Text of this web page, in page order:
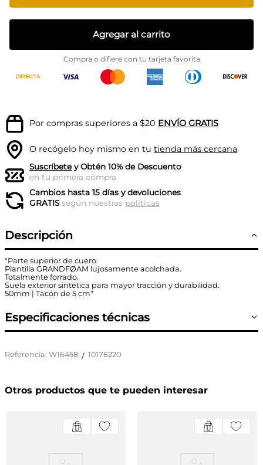
Agregar al carrito
Compra o difiere con tu tarjeta favorita
Por compras superiores a $20 ENVÍO GRATIS
O recógelo hoy mismo en tu tienda más cercana
Suscríbetey Obtén 10% de Descuento
en tu primera compra
Cambios hasta 15 días y devoluciones
GRATISsegún nuestras políticas
Descripción
"Parte superior de cuero.
Plantilla GRANDFØAM lujosamente acolchada.
Totalmente forrado.
Suela exterior sintética para mayor tracción y durabilidad.
50mm | Tacón de 5 cm"
Especificaciones técnicas
Referencia: W16458 / 10176220
Otros productos que te pueden interesar